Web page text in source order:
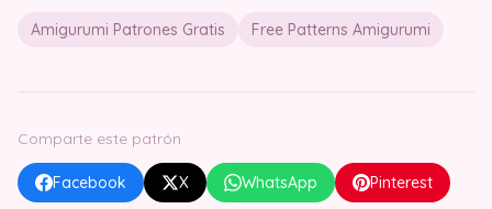
Amigurumi Patrones Gratis Free Patterns Amigurumi
Comparte este patrón
Facebook X WhatsApp Pinterest